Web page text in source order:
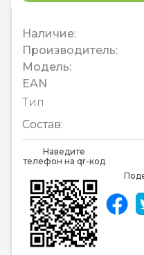
Наличие:
Производитель:
Модель:
EAN
Тип
Состав:
Наведите
телефон на qr-код